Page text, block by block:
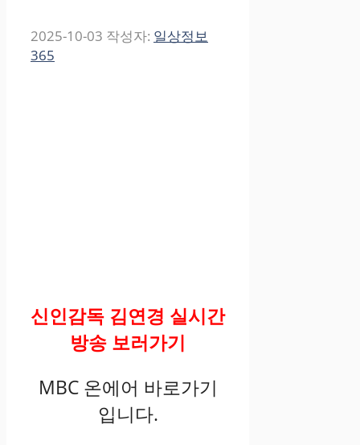
2025-10-03 작성자: 일상정보
365
신인감독 김연경 실시간
방송 보러가기
MBC 온에어 바로가기
입니다.